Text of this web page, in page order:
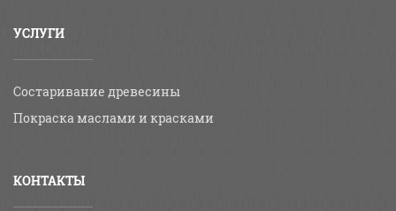
УСЛУГИ
Состаривание древесины
Покраска маслами и красками
КОНТАКТЫ